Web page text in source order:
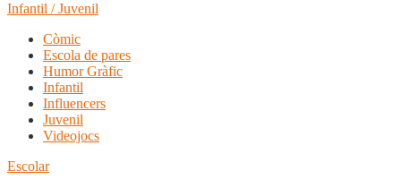
Infantil / Juvenil
Còmic
Escola de pares
Humor Gràfic
Infantil
Influencers
Juvenil
Videojocs
Escolar